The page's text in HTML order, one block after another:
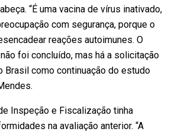
“É uma vacina de vírus inativado,
com segurança, porque o
reações autoimunes. O
foi concluído, mas há a solicitação
Brasil como continuação do estudo
Inspeção e Fiscalização tinha
na avaliação anterior. “A